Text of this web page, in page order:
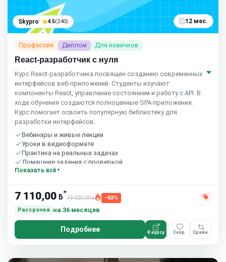
Skypro 4.5(240) 12 мес.
Профессия Диплом Для новичков
React-разработчик с нуля
Курс React‑разработчика посвящён созданию современных
интерфейсов веб‑приложений. Студенты изучают
компоненты React, управление состоянием и работу с API. В
ходе обучения создаются полноценные SPA‑приложения.
Курс помогает освоить популярную библиотеку для
разработки интерфейсов.
Вебинары и живые лекции
Уроки в видеоформате
Практика на реальных задачах
Домашние задания с проверкой
Сообщество студентов
Показать всё
7 110,00 ƃ*
19 020,00ƃ
−63%
Рассрочка
на 36 месяцев
Подробнее К курсу Сохр. Сравн.